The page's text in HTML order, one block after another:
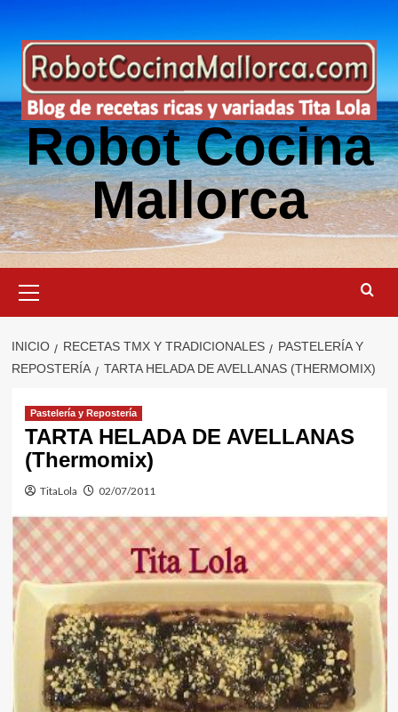
contenido
Robot Cocina
Mallorca
primario
INICIO RECETAS TMX Y TRADICIONALES
PASTELERÍA Y
REPOSTERÍA
TARTA HELADA DE AVELLANAS (THERMOMIX)
Pastelería y Repostería
TARTA HELADA DE AVELLANAS
(Thermomix)
TitaLola 02/07/2011